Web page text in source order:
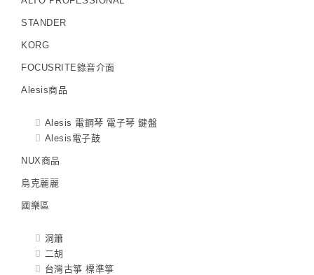
STANDER
KORG
FOCUSRITE錄音介面
Alesis商品
Alesis 電鋼琴 電子琴 鍵盤
Alesis電子鼓
NUX商品
烏克麗麗
國樂區
洞簫
二胡
台灣古箏 標準箏